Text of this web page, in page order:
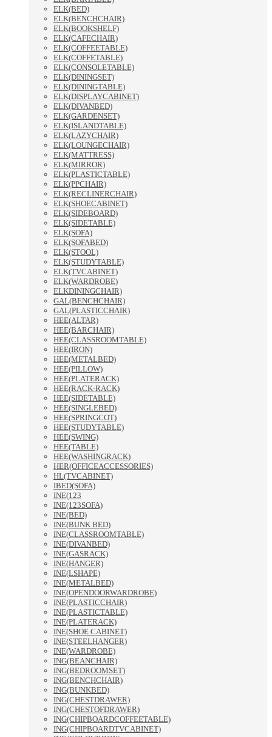
ELK(BED)
ELK(BENCHCHAIR)
ELK(BOOKSHELF)
ELK(CAFECHAIR)
ELK(COFFEETABLE)
ELK(COFFETABLE)
ELK(CONSOLETABLE)
ELK(DININGSET)
ELK(DININGTABLE)
ELK(DISPLAYCABINET)
ELK(DIVANBED)
ELK(GARDENSET)
ELK(ISLANDTABLE)
ELK(LAZYCHAIR)
ELK(LOUNGECHAIR)
ELK(MATTRESS)
ELK(MIRROR)
ELK(PLASTICTABLE)
ELK(PPCHAIR)
ELK(RECLINERCHAIR)
ELK(SHOECABINET)
ELK(SIDEBOARD)
ELK(SIDETABLE)
ELK(SOFA)
ELK(SOFABED)
ELK(STOOL)
ELK(STUDYTABLE)
ELK(TVCABINET)
ELK(WARDROBE)
ELKDININGCHAIR)
GAL(BENCHCHAIR)
GAL(PLASTICCHAIR)
HEE(ALTAR)
HEE(BARCHAIR)
HEE(CLASSROOMTABLE)
HEE(IRON)
HEE(METALBED)
HEE(PILLOW)
HEE(PLATERACK)
HEE(RACK-RACK)
HEE(SIDETABLE)
HEE(SINGLEBED)
HEE(SPRINGCOT)
HEE(STUDYTABLE)
HEE(SWING)
HEE(TABLE)
HEE(WASHINGRACK)
HER(OFFICEACCESSORIES)
HL(TVCABINET)
IBED(SOFA)
INE(123
INE(123SOFA)
INE(BED)
INE(BUNK BED)
INE(CLASSROOMTABLE)
INE(DIVANBED)
INE(GASRACK)
INE(HANGER)
INE(LSHAPE)
INE(METALBED)
INE(OPENDOORWARDROBE)
INE(PLASTICCHAIR)
INE(PLASTICTABLE)
INE(PLATERACK)
INE(SHOE CABINET)
INE(STEELHANGER)
INE(WARDROBE)
ING(BEANCHAIR)
ING(BEDROOMSET)
ING(BENCHCHAIR)
ING(BUNKBED)
ING(CHESTDRAWER)
ING(CHESTOFDRAWER)
ING(CHIPBOARDCOFFEETABLE)
ING(CHIPBOARDTVCABINET)